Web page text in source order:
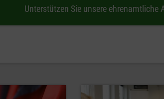
Unterstützen Sie unsere ehrenamtliche